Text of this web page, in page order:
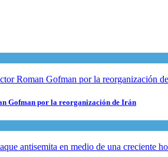
Gofman por la reorganización de Irán